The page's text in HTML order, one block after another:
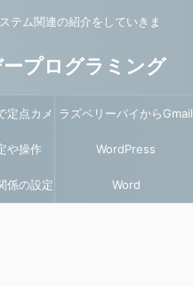
テム関連の紹介をしていきま
プログラミング
定点カメ ラズベリーパイからGmail
を使ってメール送信
や操作 WordPress
係の設定 Word